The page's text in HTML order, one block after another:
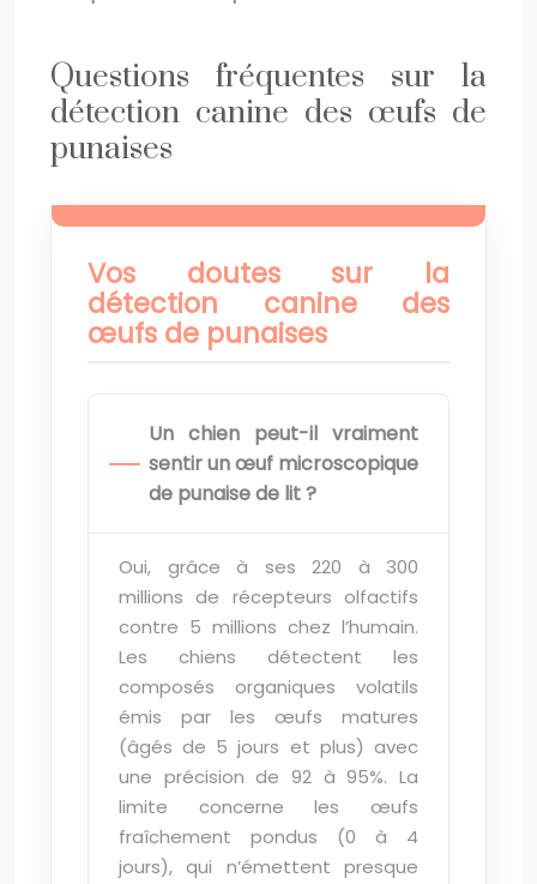
Questions fréquentes sur la
détection canine des œufs de
punaises
Vos doutes sur la
détection canine des
œufs de punaises
Un chien peut-il vraiment
sentir un œuf microscopique
de punaise de lit ?
Oui, grâce à ses 220 à 300
millions de récepteurs olfactifs
contre 5 millions chez l’humain.
Les chiens détectent les
composés organiques volatils
émis par les œufs matures
(âgés de 5 jours et plus) avec
une précision de 92 à 95%. La
limite concerne les œufs
fraîchement pondus (0 à 4
jours), qui n’émettent presque